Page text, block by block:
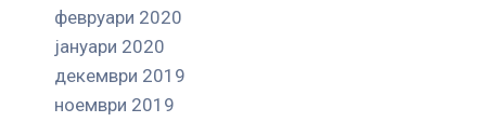
февруари 2020
јануари 2020
декември 2019
ноември 2019